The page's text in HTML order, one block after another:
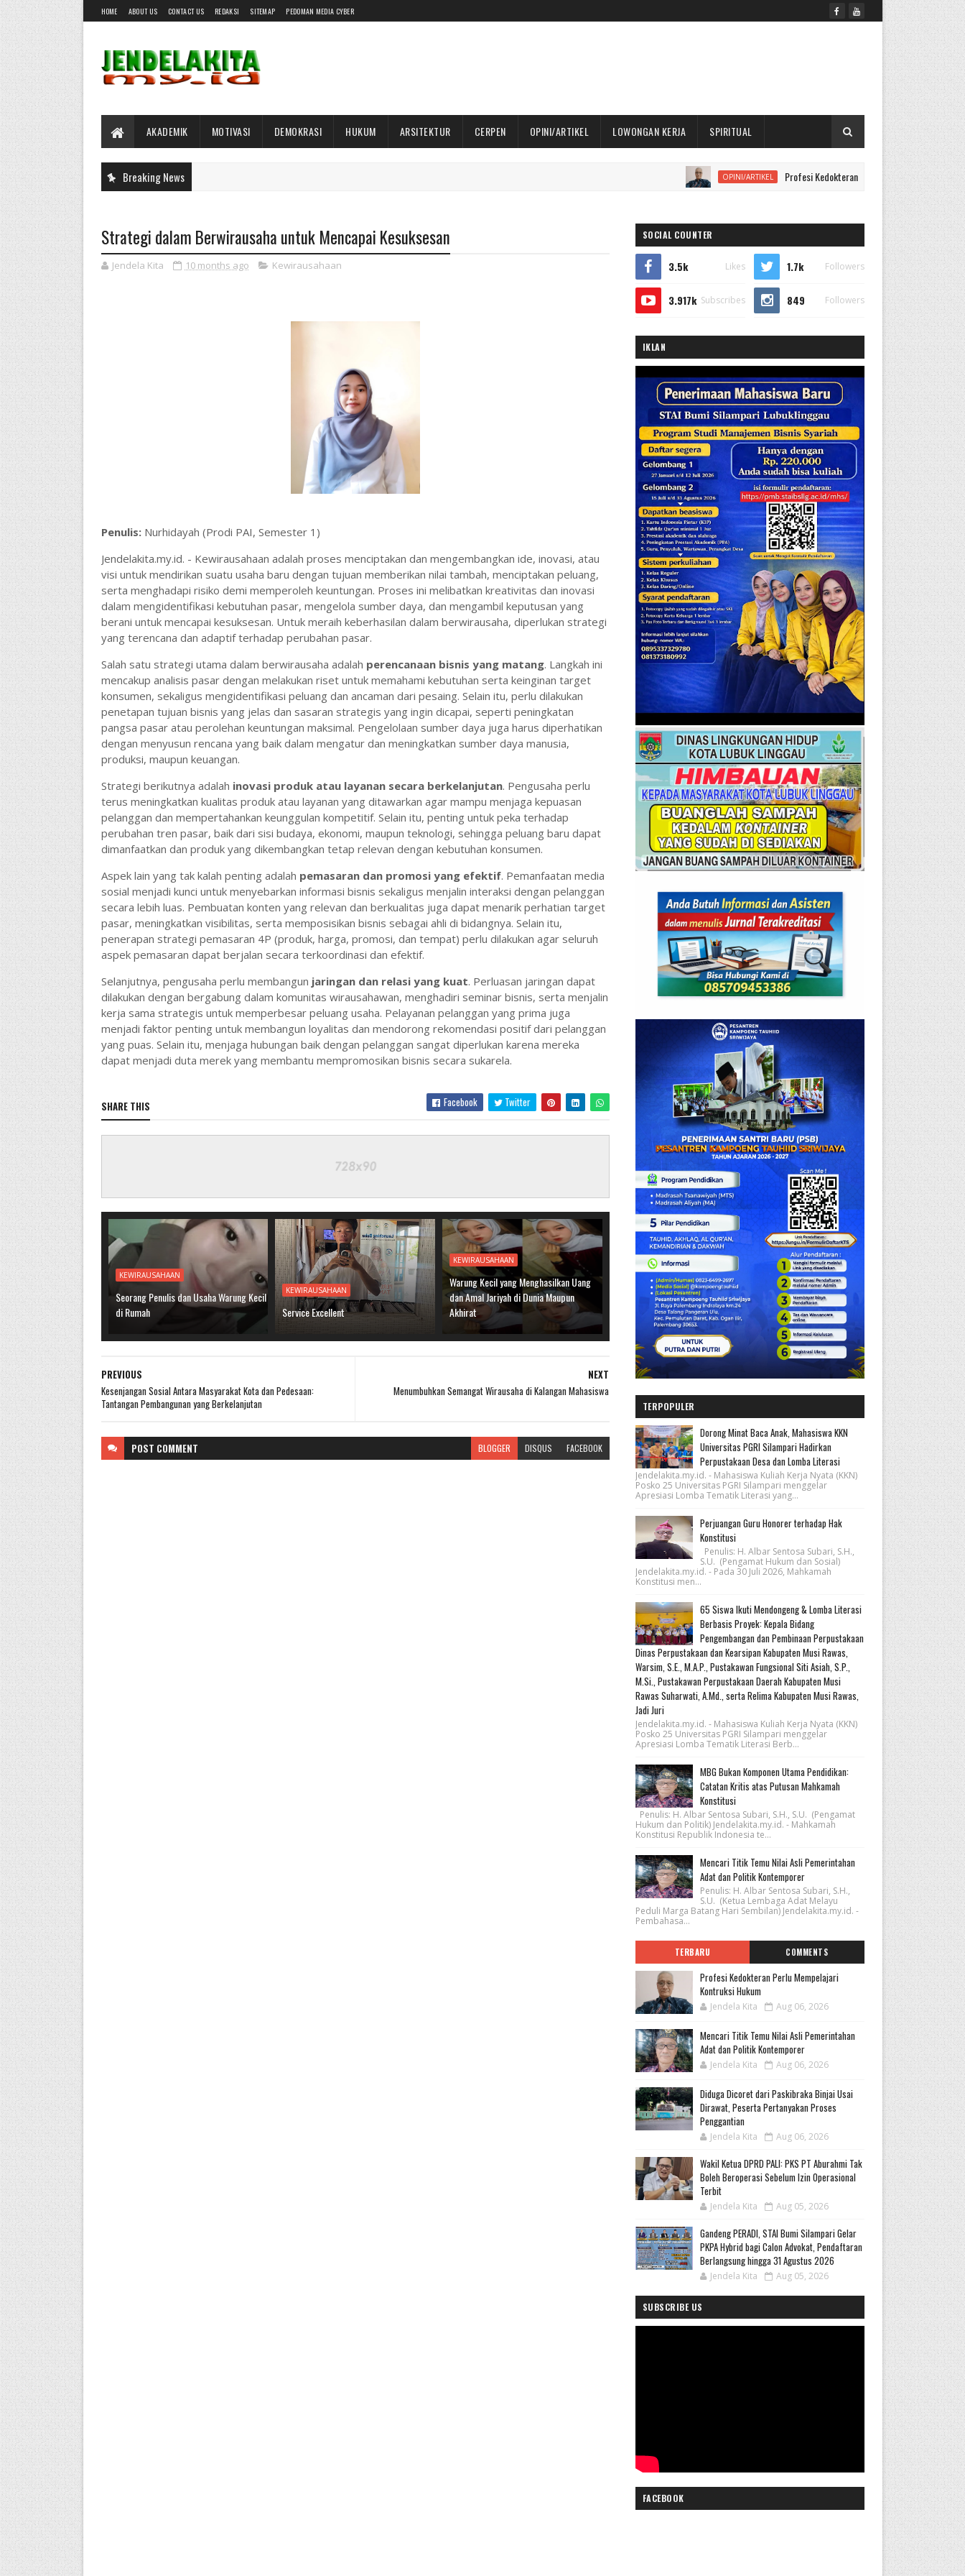
HOME ABOUT US CONTACT US REDAKSI SITEMAP PEDOMAN MEDIA CYBER
AKADEMIK MOTIVASI DEMOKRASI HUKUM ARSITEKTUR CERPEN OPINI/ARTIKEL LOWONGAN KERJA SPIRITUAL
Breaking News OPINI/ARTIKEL Profesi Kedokteran Perlu Mempelajari Kontruksi Hukum
Strategi dalam Berwirausaha untuk Mencapai Kesuksesan
Jendela Kita 10 months ago Kewirausahaan
Penulis:Nurhidayah (Prodi PAI, Semester 1)
Jendelakita.my.id. - Kewirausahaan adalah proses menciptakan dan mengembangkan ide, inovasi, atau
visi untuk mendirikan suatu usaha baru dengan tujuan memberikan nilai tambah, menciptakan peluang,
serta menghadapi risiko demi memperoleh keuntungan. Proses ini melibatkan kreativitas dan inovasi
dalam mengidentifikasi kebutuhan pasar, mengelola sumber daya, dan mengambil keputusan yang
berani untuk mencapai kesuksesan. Untuk meraih keberhasilan dalam berwirausaha, diperlukan strategi
yang terencana dan adaptif terhadap perubahan pasar.
Salah satu strategi utama dalam berwirausaha adalah perencanaan bisnis yang matang. Langkah ini
mencakup analisis pasar dengan melakukan riset untuk memahami kebutuhan serta keinginan target
konsumen, sekaligus mengidentifikasi peluang dan ancaman dari pesaing. Selain itu, perlu dilakukan
penetapan tujuan bisnis yang jelas dan sasaran strategis yang ingin dicapai, seperti peningkatan
pangsa pasar atau perolehan keuntungan maksimal. Pengelolaan sumber daya juga harus diperhatikan
dengan menyusun rencana yang baik dalam mengatur dan meningkatkan sumber daya manusia,
produksi, maupun keuangan.
Strategi berikutnya adalah inovasi produk atau layanan secara berkelanjutan. Pengusaha perlu
terus meningkatkan kualitas produk atau layanan yang ditawarkan agar mampu menjaga kepuasan
pelanggan dan mempertahankan keunggulan kompetitif. Selain itu, penting untuk peka terhadap
perubahan tren pasar, baik dari sisi budaya, ekonomi, maupun teknologi, sehingga peluang baru dapat
dimanfaatkan dan produk yang dikembangkan tetap relevan dengan kebutuhan konsumen.
Aspek lain yang tak kalah penting adalah pemasaran dan promosi yang efektif. Pemanfaatan media
sosial menjadi kunci untuk menyebarkan informasi bisnis sekaligus menjalin interaksi dengan pelanggan
secara lebih luas. Pembuatan konten yang relevan dan berkualitas juga dapat menarik perhatian target
pasar, meningkatkan visibilitas, serta memposisikan bisnis sebagai ahli di bidangnya. Selain itu,
penerapan strategi pemasaran 4P (produk, harga, promosi, dan tempat) perlu dilakukan agar seluruh
aspek pemasaran dapat berjalan secara terkoordinasi dan efektif.
Selanjutnya, pengusaha perlu membangun jaringan dan relasi yang kuat. Perluasan jaringan dapat
dilakukan dengan bergabung dalam komunitas wirausahawan, menghadiri seminar bisnis, serta menjalin
kerja sama strategis untuk memperbesar peluang usaha. Pelayanan pelanggan yang prima juga
menjadi faktor penting untuk membangun loyalitas dan mendorong rekomendasi positif dari pelanggan
yang puas. Selain itu, menjaga hubungan baik dengan pelanggan sangat diperlukan karena mereka
dapat menjadi duta merek yang membantu mempromosikan bisnis secara sukarela.
SHARE THIS Facebook Twitter
KEWIRAUSAHAAN
Seorang Penulis dan Usaha Warung Kecil
di Rumah
KEWIRAUSAHAAN
Service Excellent
KEWIRAUSAHAAN
Warung Kecil yang Menghasilkan Uang
dan Amal Jariyah di Dunia Maupun
Akhirat
NEXT
Menumbuhkan Semangat Wirausaha di Kalangan Mahasiswa
PREVIOUS
Kesenjangan Sosial Antara Masyarakat Kota dan Pedesaan:
Tantangan Pembangunan yang Berkelanjutan
POST COMMENT BLOGGER DISQUS FACEBOOK
SOCIAL COUNTER
3.5k Likes 1.7k Followers
3.917k Subscribes 849 Followers
IKLAN
TERPOPULER
Dorong Minat Baca Anak, Mahasiswa KKN
Universitas PGRI Silampari Hadirkan
Perpustakaan Desa dan Lomba Literasi
Jendelakita.my.id. - Mahasiswa Kuliah Kerja Nyata (KKN)
Posko 25 Universitas PGRI Silampari menggelar
Apresiasi Lomba Tematik Literasi yang...
Perjuangan Guru Honorer terhadap Hak
Konstitusi
Penulis: H. Albar Sentosa Subari, S.H.,
S.U. (Pengamat Hukum dan Sosial)
Jendelakita.my.id. - Pada 30 Juli 2026, Mahkamah
Konstitusi men...
65 Siswa Ikuti Mendongeng & Lomba Literasi
Berbasis Proyek: Kepala Bidang
Pengembangan dan Pembinaan Perpustakaan
Dinas Perpustakaan dan Kearsipan Kabupaten Musi Rawas,
Warsim, S.E., M.A.P., Pustakawan Fungsional Siti Asiah, S.P.,
M.Si., Pustakawan Perpustakaan Daerah Kabupaten Musi
Rawas Suharwati, A.Md., serta Relima Kabupaten Musi Rawas,
Jadi Juri
Jendelakita.my.id. - Mahasiswa Kuliah Kerja Nyata (KKN)
Posko 25 Universitas PGRI Silampari menggelar
Apresiasi Lomba Tematik Literasi Berb...
MBG Bukan Komponen Utama Pendidikan:
Catatan Kritis atas Putusan Mahkamah
Konstitusi
Penulis: H. Albar Sentosa Subari, S.H., S.U. (Pengamat
Hukum dan Politik) Jendelakita.my.id. - Mahkamah
Konstitusi Republik Indonesia te...
Mencari Titik Temu Nilai Asli Pemerintahan
Adat dan Politik Kontemporer
Penulis: H. Albar Sentosa Subari, S.H.,
S.U. (Ketua Lembaga Adat Melayu
Peduli Marga Batang Hari Sembilan) Jendelakita.my.id. -
Pembahasa...
TERBARU COMMENTS
Profesi Kedokteran Perlu Mempelajari
Kontruksi Hukum
Jendela Kita Aug 06, 2026
Mencari Titik Temu Nilai Asli Pemerintahan
Adat dan Politik Kontemporer
Jendela Kita Aug 06, 2026
Diduga Dicoret dari Paskibraka Binjai Usai
Dirawat, Peserta Pertanyakan Proses
Penggantian
Jendela Kita Aug 06, 2026
Wakil Ketua DPRD PALI: PKS PT Aburahmi Tak
Boleh Beroperasi Sebelum Izin Operasional
Terbit
Jendela Kita Aug 05, 2026
Gandeng PERADI, STAI Bumi Silampari Gelar
PKPA Hybrid bagi Calon Advokat, Pendaftaran
Berlangsung hingga 31 Agustus 2026
Jendela Kita Aug 05, 2026
SUBSCRIBE US
FACEBOOK